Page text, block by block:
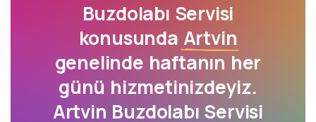
Buzdolabı Servisi
konusunda Artvin
genelinde haftanın her
günü hizmetinizdeyiz.
Artvin Buzdolabı Servisi